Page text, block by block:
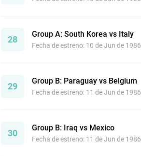
28
Group A: South Korea vs Italy
Fecha de estreno: 10 de Jun de 1986
29
Group B: Paraguay vs Belgium
Fecha de estreno: 11 de Jun de 1986
30
Group B: Iraq vs Mexico
Fecha de estreno: 11 de Jun de 1986